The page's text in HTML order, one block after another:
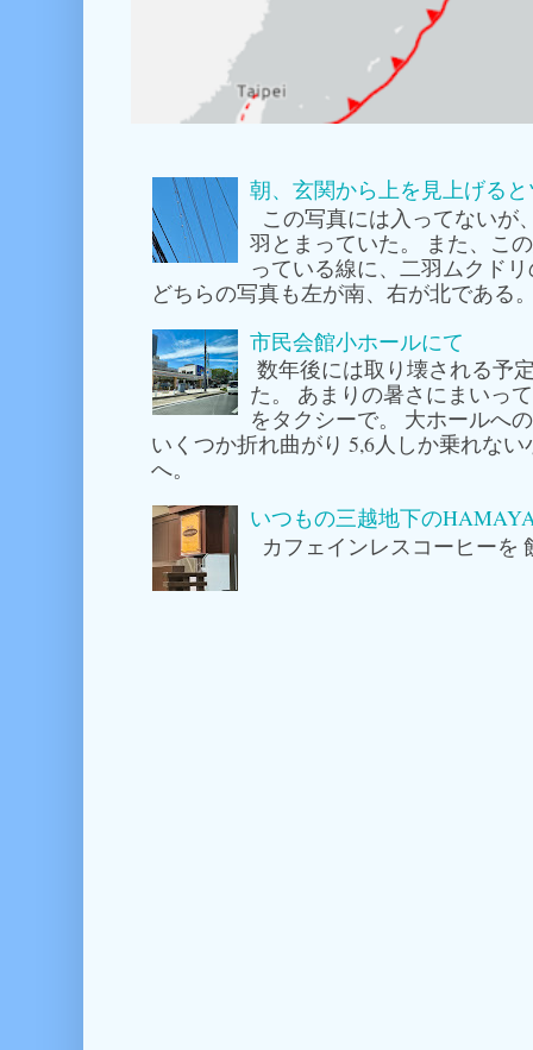
朝、玄関から上を見上げる
この写真には入ってないが
羽とまっていた。 また、こ
っている線に、二羽ムクド
どちらの写真も左が南、右が北である
市民会館小ホールにて
数年後には取り壊される予
た。 あまりの暑さにまいっ
をタクシーで。 大ホールへ
いくつか折れ曲がり 5,6人しか乗れな
へ。
いつもの三越地下の
カフェインレスコーヒーを